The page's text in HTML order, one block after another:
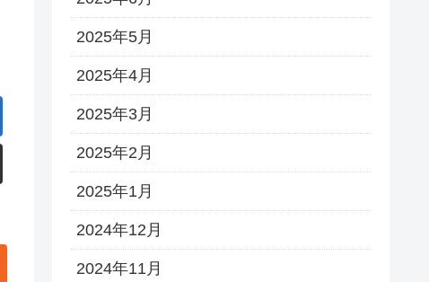
2025年5月
2025年4月
2025年3月
2025年2月
2025年1月
2024年12月
2024年11月